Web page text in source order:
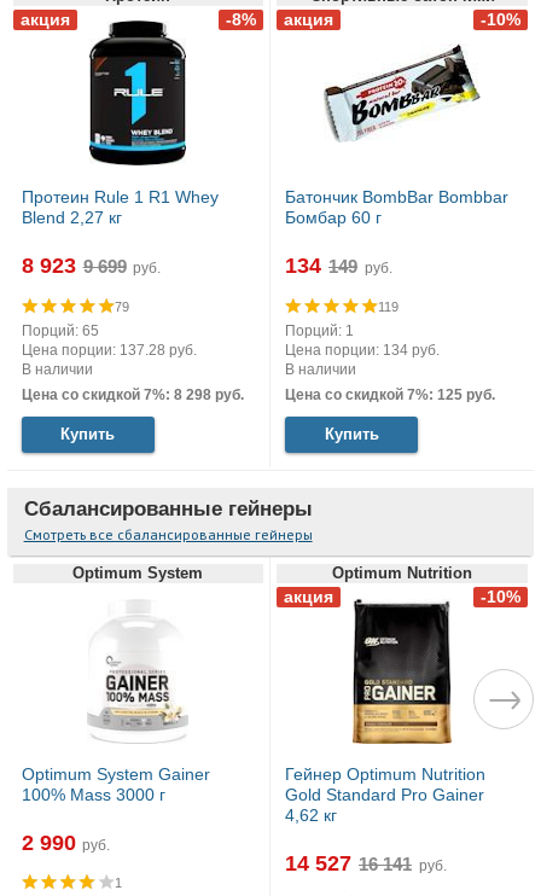
Протеин Rule 1 R1 Whey
Blend 2,27 кг
8 923 руб.
79
Порций: 65
Цена порции: 137.28 руб.
В наличии
Цена со скидкой 7%: 8 298 руб.
Купить
Батончик BombBar Bombbar
Бомбар 60 г
134 руб.
119
Порций: 1
Цена порции: 134 руб.
В наличии
Цена со скидкой 7%: 125 руб.
Купить
Сбалансированные гейнеры
Смотреть все сбалансированные гейнеры
Optimum System
Optimum System Gainer
100% Mass 3000 г
2 990 руб.
1
Optimum Nutrition
Гейнер Optimum Nutrition
Gold Standard Pro Gainer
4,62 кг
14 527 руб.